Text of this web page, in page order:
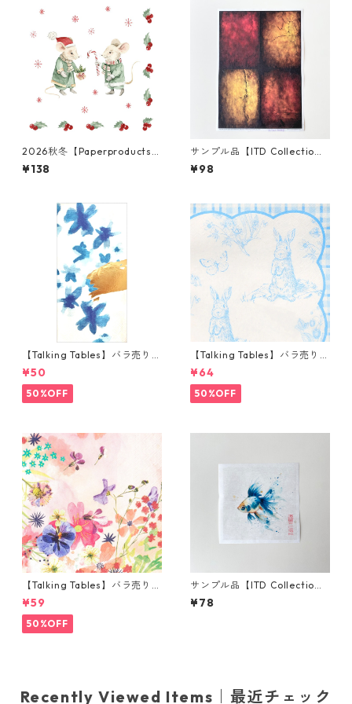
2026秋冬【Paperproducts
Design】バラ売り2枚 ランチ
サイズ ペーパーナプキン Win
¥138
サンプル品【ITD Collectio
n】A4サイズ ライスペーパー
RP0781 デコパージュ
¥98
【Talking Tables】バラ売り1
枚 ランチサイズ ペーパーナプ
キン FLUORESCENT FLORAL
ブルー
¥50
50%OFF
【Talking Tables】バラ売り1
枚 ランチサイズ ペーパーナプ
キン Playful Pierre ホワイトx
ブルー
¥64
50%OFF
【Talking Tables】バラ売り1
枚 カクテルサイズ ペーパーナ
プキン Blossom Girls ピンク
¥59
50%OFF
サンプル品【ITD Collectio
n】ミニサイズ ライスペーパー
RSM2731 デコパージュ
¥78
Recently Viewed Items｜最近チェック